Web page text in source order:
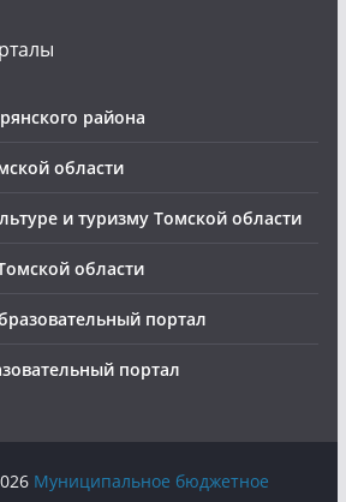
района
области
и туризму Томской области
области
портал
портал
Муниципальное бюджетное